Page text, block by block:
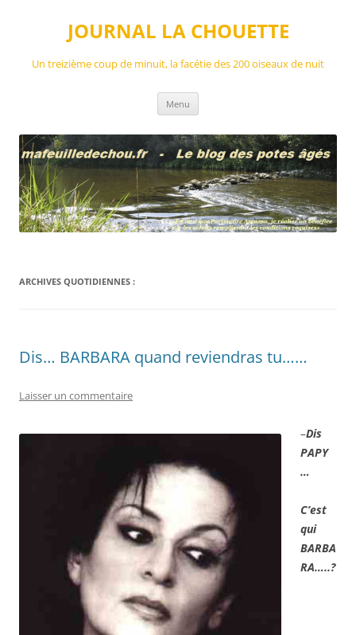
JOURNAL LA CHOUETTE
Un treizième coup de minuit, la facétie des 200 oiseaux de nuit
Menu
ARCHIVES QUOTIDIENNES :
Dis… BARBARA quand reviendras tu……
Laisser un commentaire
–Dis
PAPY
…
C’est
qui
BARBA
RA…..?